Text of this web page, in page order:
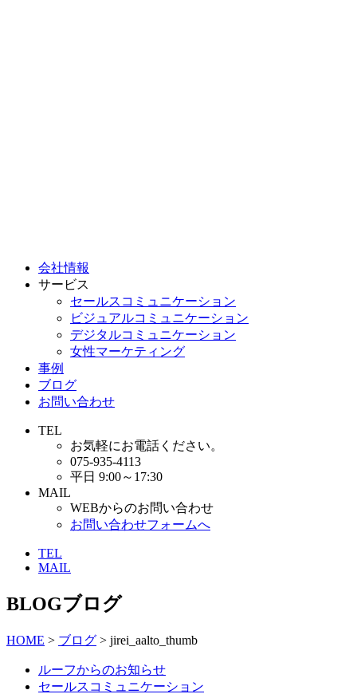
会社情報
サービス
セールスコミュニケーション
ビジュアルコミュニケーション
デジタルコミュニケーション
女性マーケティング
事例
ブログ
お問い合わせ
TEL
お気軽にお電話ください。
075-935-4113
平日 9:00～17:30
MAIL
WEBからのお問い合わせ
お問い合わせフォームへ
TEL
MAIL
BLOGブログ
HOME > ブログ > jirei_aalto_thumb
ルーフからのお知らせ
セールスコミュニケーション